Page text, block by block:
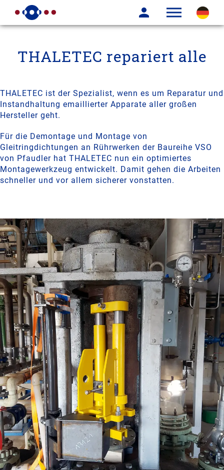
THALETEC repariert alle
THALETEC ist der Spezialist, wenn es um Reparatur und
Instandhaltung emaillierter Apparate aller großen
Hersteller geht.
Für die Demontage und Montage von
Gleitringdichtungen an Rührwerken der Baureihe VSO
von Pfaudler hat THALETEC nun ein optimiertes
Montagewerkzeug entwickelt. Damit gehen die Arbeiten
schneller und vor allem sicherer vonstatten.